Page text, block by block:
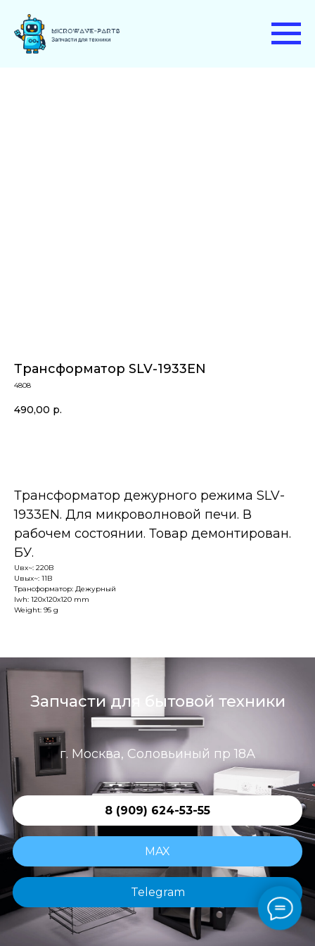
Трансформатор SLV-1933EN
4808
490,00 р.
Трансформатор дежурного режима SLV-
1933EN. Для микроволновой печи. В
рабочем состоянии. Товар демонтирован.
БУ.
Uвх~: 220В
Uвых~: 11В
Трансформатор: Дежурный
lwh: 120x120x120 mm
Weight: 95 g
Запчасти для бытовой техники
г. Москва, Соловьиный пр 18А
8 (909) 624-53-55
MAX
Telegram